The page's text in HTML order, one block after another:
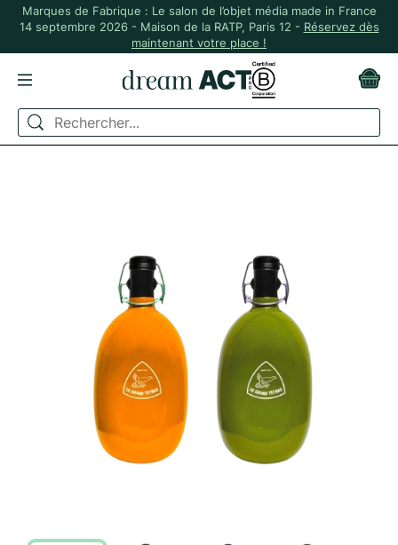
Marques de Fabrique : Le salon de l’objet média made in France
14 septembre 2026 - Maison de la RATP, Paris 12 - Réservez dès
maintenant votre place !
ACCUEIL ZÉRO DÉCHET
GOURDE "ORIGINALE CONCAVE" - 1 LITRE